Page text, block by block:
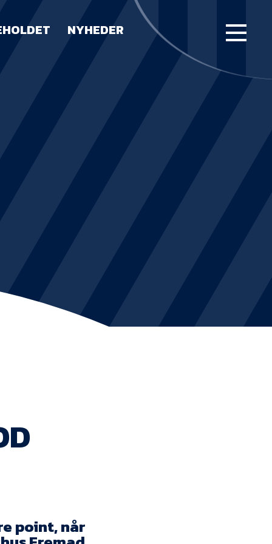
NYHEDER FORSIDE
KVINDEHOLDET
Sydvestjysk Fodbold Samarbejde
point, når